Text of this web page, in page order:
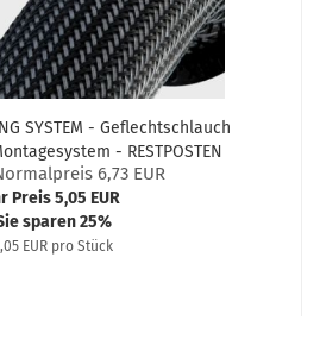
SYSTEM - Geflechtschlauch
- RESTPOSTEN
6,73 EUR
Preis 5,05 EUR
sparen 25%
EUR pro Stück